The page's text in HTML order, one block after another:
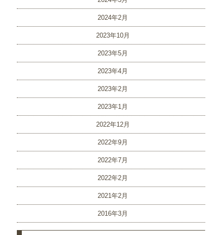
2024年2月
2023年10月
2023年5月
2023年4月
2023年2月
2023年1月
2022年12月
2022年9月
2022年7月
2022年2月
2021年2月
2016年3月